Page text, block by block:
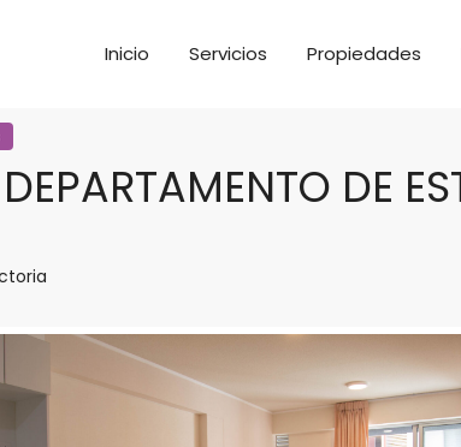
Inicio Servicios Propiedades
DE